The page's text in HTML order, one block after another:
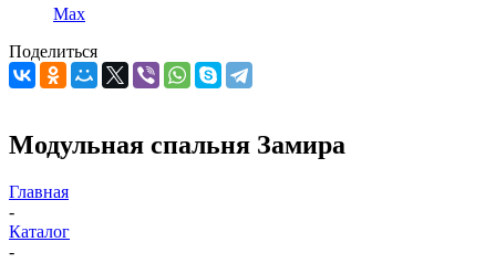
Max
Поделиться
Модульная спальня Замира
Главная
-
Каталог
-